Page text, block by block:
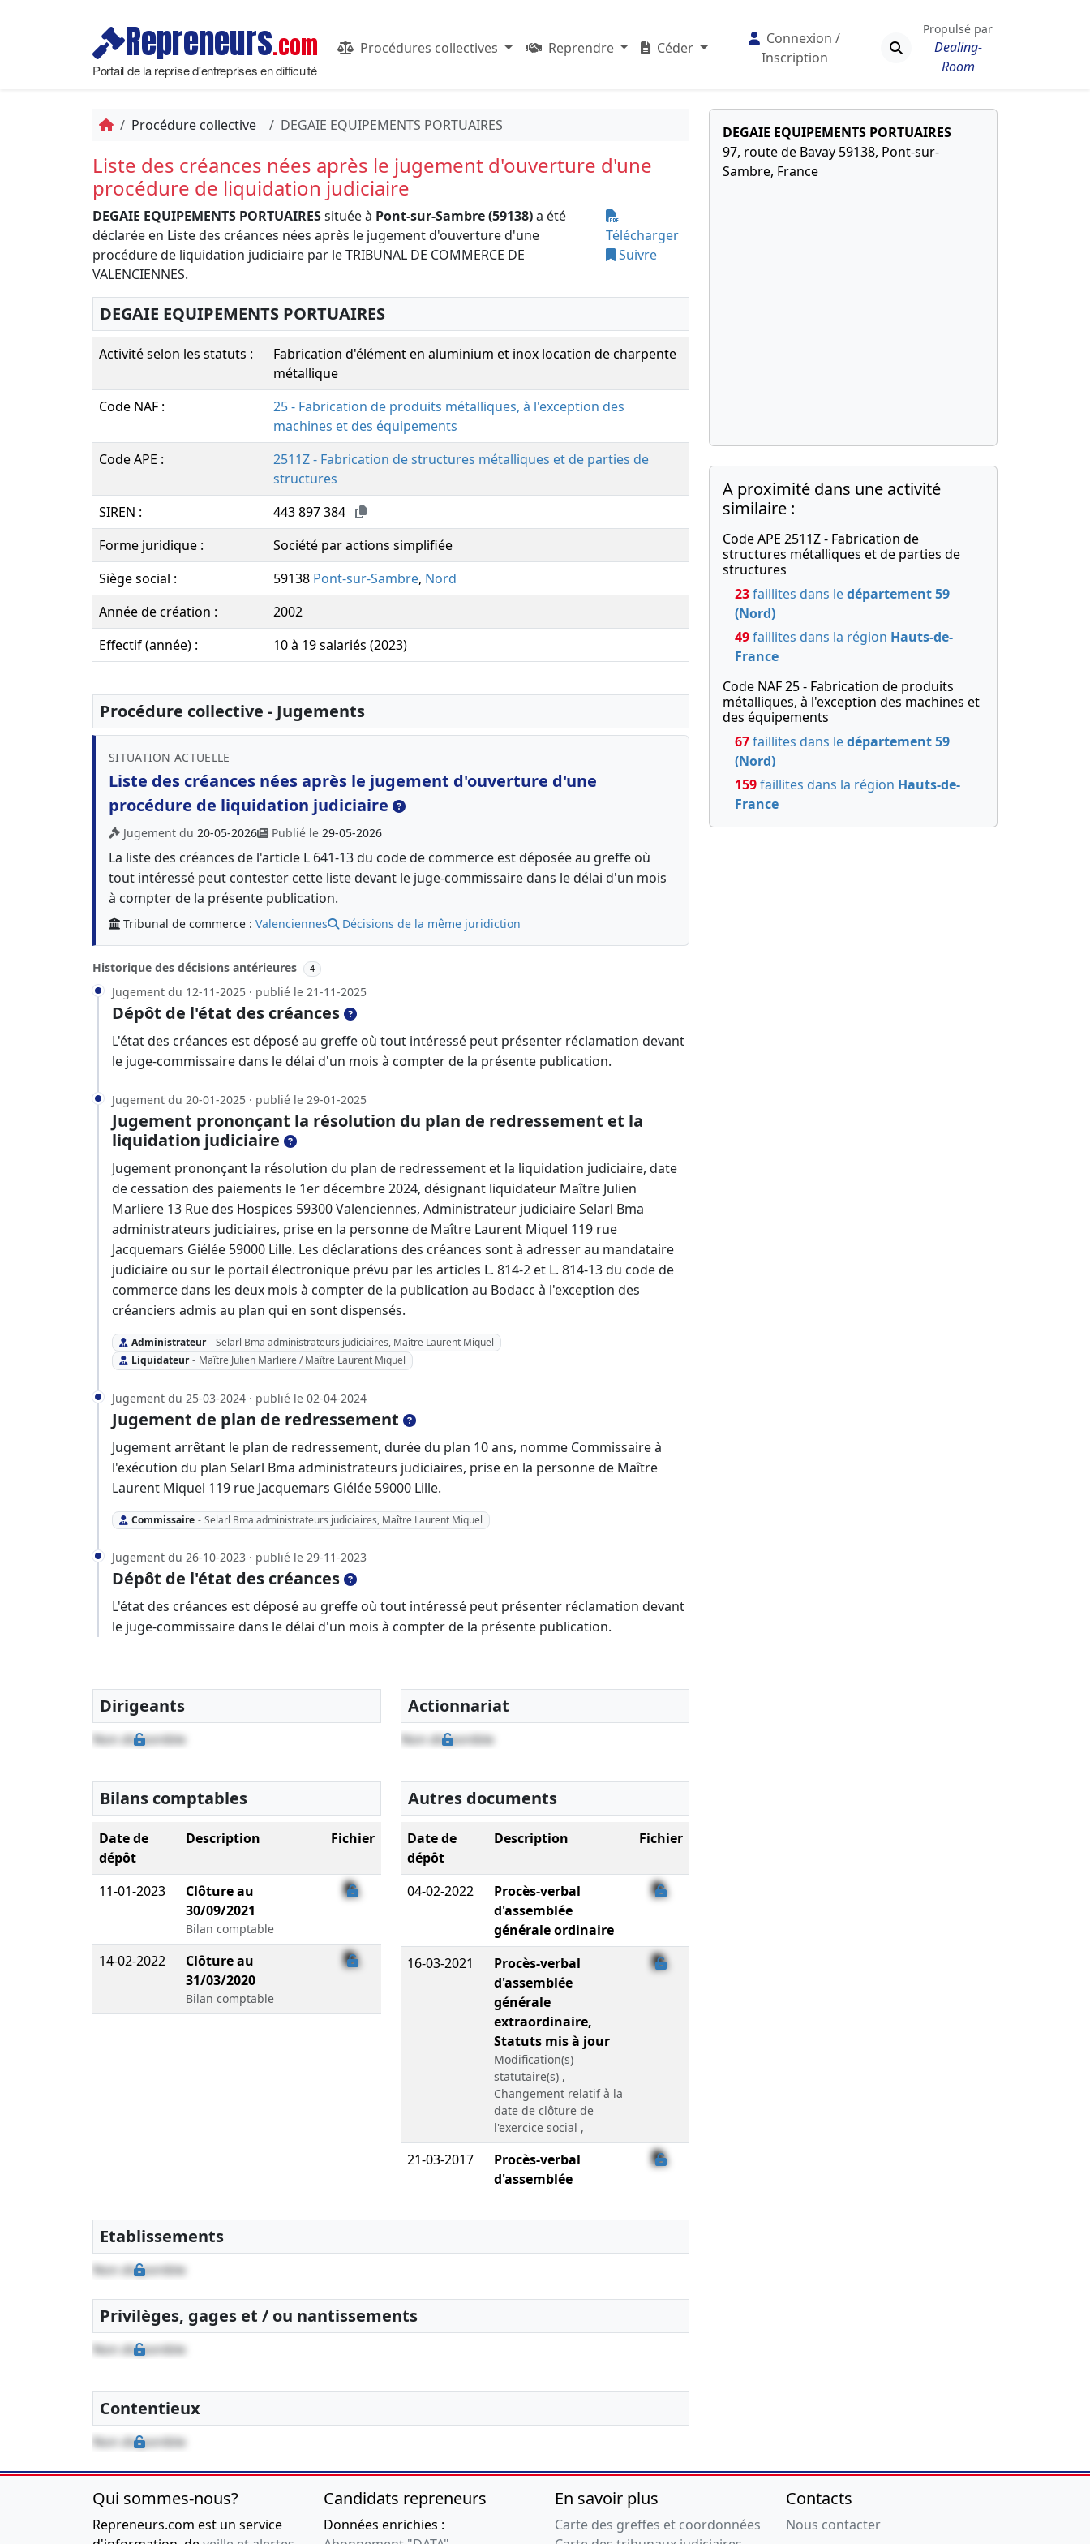
Repreneurs.com
Portail de la reprise d'entreprises en difficulté
Procédures collectives Reprendre Céder
Connexion /
Inscription
Propulsé par
Dealing-
Room
Procédure collective DEGAIE EQUIPEMENTS PORTUAIRES
Liste des créances nées après le jugement d'ouverture d'une
procédure de liquidation judiciaire
DEGAIE EQUIPEMENTS PORTUAIRESsituée à Pont-sur-Sambre (59138)a été
déclarée en Liste des créances nées après le jugement d'ouverture d'une
procédure de liquidation judiciaire par le TRIBUNAL DE COMMERCE DE
VALENCIENNES.
Télécharger
Suivre
DEGAIE EQUIPEMENTS PORTUAIRES
Activité selon les statuts :
Fabrication d'élément en aluminium et inox location de charpente
métallique
Code NAF :
25 - Fabrication de produits métalliques, à l'exception des
machines et des équipements
Code APE :
2511Z - Fabrication de structures métalliques et de parties de
structures
SIREN :
443 897 384
Forme juridique :
Société par actions simplifiée
Siège social :
59138 Pont-sur-Sambre, Nord
Année de création :
2002
Effectif (année) :
10 à 19 salariés (2023)
Procédure collective - Jugements
SITUATION ACTUELLE
Liste des créances nées après le jugement d'ouverture d'une
procédure de liquidation judiciaire
Jugement du 20-05-2026 Publié le 29-05-2026
La liste des créances de l'article L 641-13 du code de commerce est déposée au greffe où
tout intéressé peut contester cette liste devant le juge-commissaire dans le délai d'un mois
à compter de la présente publication.
Tribunal de commerce : Valenciennes Décisions de la même juridiction
Historique des décisions antérieures 4
Jugement du 12-11-2025 · publié le 21-11-2025
Dépôt de l'état des créances
L'état des créances est déposé au greffe où tout intéressé peut présenter réclamation devant
le juge-commissaire dans le délai d'un mois à compter de la présente publication.
Jugement du 20-01-2025 · publié le 29-01-2025
Jugement prononçant la résolution du plan de redressement et la
liquidation judiciaire
Jugement prononçant la résolution du plan de redressement et la liquidation judiciaire, date
de cessation des paiements le 1er décembre 2024, désignant liquidateur Maître Julien
Marliere 13 Rue des Hospices 59300 Valenciennes, Administrateur judiciaire Selarl Bma
administrateurs judiciaires, prise en la personne de Maître Laurent Miquel 119 rue
Jacquemars Giélée 59000 Lille. Les déclarations des créances sont à adresser au mandataire
judiciaire ou sur le portail électronique prévu par les articles L. 814-2 et L. 814-13 du code de
commerce dans les deux mois à compter de la publication au Bodacc à l'exception des
créanciers admis au plan qui en sont dispensés.
Administrateur - Selarl Bma administrateurs judiciaires, Maître Laurent Miquel
Liquidateur - Maître Julien Marliere / Maître Laurent Miquel
Jugement du 25-03-2024 · publié le 02-04-2024
Jugement de plan de redressement
Jugement arrêtant le plan de redressement, durée du plan 10 ans, nomme Commissaire à
l'exécution du plan Selarl Bma administrateurs judiciaires, prise en la personne de Maître
Laurent Miquel 119 rue Jacquemars Giélée 59000 Lille.
Commissaire - Selarl Bma administrateurs judiciaires, Maître Laurent Miquel
Jugement du 26-10-2023 · publié le 29-11-2023
Dépôt de l'état des créances
L'état des créances est déposé au greffe où tout intéressé peut présenter réclamation devant
le juge-commissaire dans le délai d'un mois à compter de la présente publication.
Dirigeants
Non disponible
Actionnariat
Non disponible
Bilans comptables
Date de
dépôt
Description Fichier
11-01-2023
Clôture au
30/09/2021
Bilan comptable
14-02-2022
Clôture au
31/03/2020
Bilan comptable
Autres documents
Date de
dépôt
Description Fichier
04-02-2022
Procès-verbal
d'assemblée
générale ordinaire
16-03-2021
Procès-verbal
d'assemblée
générale
extraordinaire,
Statuts mis à jour
Modification(s)
statutaire(s) ,
Changement relatif à la
date de clôture de
l'exercice social ,
21-03-2017
Procès-verbal
d'assemblée
Changement de
comptes titulaire
commissaire à la
Changement de forme
juridique , Nomination
de président
15-11-2016
Procès-verbal
Etablissements
Non disponible
Privilèges, gages et / ou nantissements
Non disponible
Contentieux
Non disponible
DEGAIE EQUIPEMENTS PORTUAIRES
97, route de Bavay 59138, Pont-sur-
Sambre, France
A proximité dans une activité
similaire :
Code APE 2511Z - Fabrication de
structures métalliques et de parties de
structures
23faillites dans ledépartement 59
(Nord)
49faillites dans la région Hauts-de-
France
Code NAF 25 - Fabrication de produits
métalliques, à l'exception des machines et
des équipements
67faillites dans ledépartement 59
(Nord)
159faillites dans la région Hauts-de-
France
Qui sommes-nous?
Repreneurs.com est un service
Candidats repreneurs
Données enrichies :
En savoir plus
Carte des greffes et coordonnées
Contacts
Nous contacter